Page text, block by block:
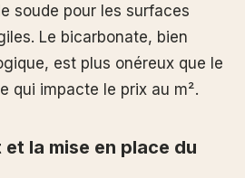
soude pour les surfaces
Le bicarbonate, bien
est plus onéreux que le
qui impacte le prix au m².
la mise en place du